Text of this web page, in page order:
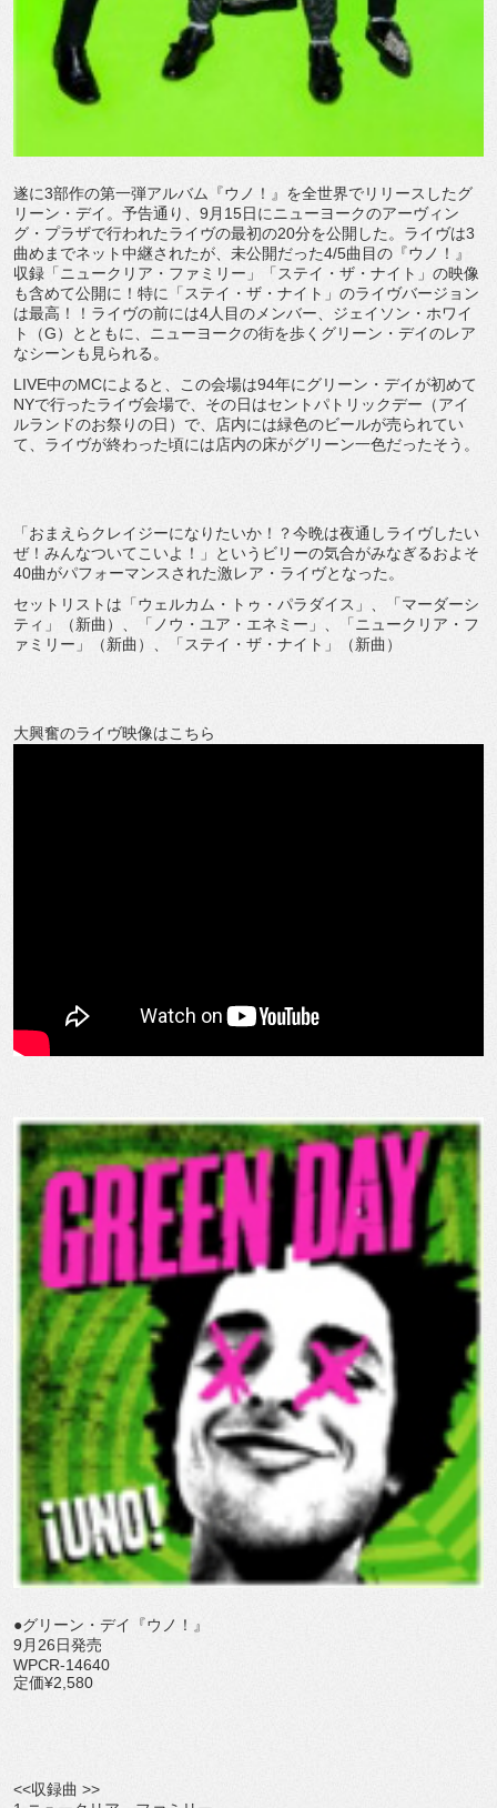
遂に3部作の第一弾アルバム『ウノ！』を全世界でリリースしたグ
リーン・デイ。予告通り、9月15日にニューヨークのアーヴィン
グ・プラザで行われたライヴの最初の20分を公開した。ライヴは3
曲めまでネット中継されたが、未公開だった4/5曲目の『ウノ！』
収録「ニュークリア・ファミリー」「ステイ・ザ・ナイト」の映像
も含めて公開に！特に「ステイ・ザ・ナイト」のライヴバージョン
は最高！！ライヴの前には4人目のメンバー、ジェイソン・ホワイ
ト（G）とともに、ニューヨークの街を歩くグリーン・デイのレア
なシーンも見られる。
LIVE中のMCによると、この会場は94年にグリーン・デイが初めて
NYで行ったライヴ会場で、その日はセントパトリックデー（アイ
ルランドのお祭りの日）で、店内には緑色のビールが売られてい
て、ライヴが終わった頃には店内の床がグリーン一色だったそう。
「おまえらクレイジーになりたいか！？今晩は夜通しライヴしたい
ぜ！みんなついてこいよ！」というビリーの気合がみなぎるおよそ
40曲がパフォーマンスされた激レア・ライヴとなった。
セットリストは「ウェルカム・トゥ・パラダイス」、「マーダーシ
ティ」（新曲）、「ノウ・ユア・エネミー」、「ニュークリア・フ
ァミリー」（新曲）、「ステイ・ザ・ナイト」（新曲）
大興奮のライヴ映像はこちら
●グリーン・デイ『ウノ！』
9月26日発売
WPCR-14640
定価¥2,580
<<収録曲 >>